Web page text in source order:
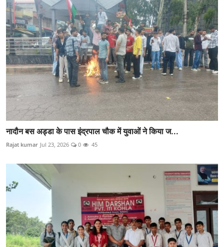
नादौन बस अड्डा के पास इंद्रपाल चौक में युवाओं ने किया ज...
Rajat kumar Jul 23, 2026 0 45